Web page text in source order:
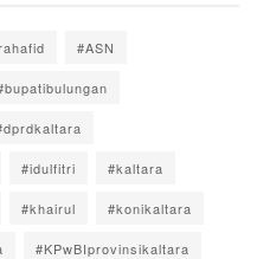
#ASN
#idulfitri #kaltara
#khairul #konikaltara
#KPwBIprovinsikaltara